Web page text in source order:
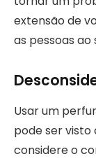
extensão de
as pessoas ao
Usar um
pode ser
considere o